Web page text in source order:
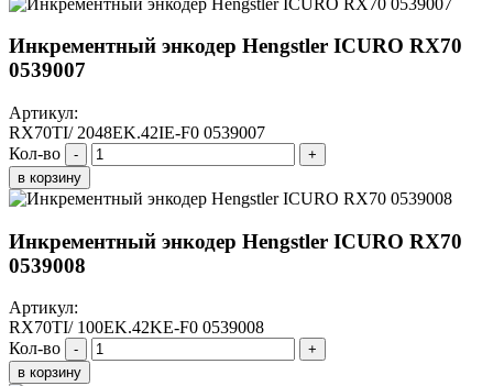
Инкрементный энкодер Hengstler ICURO RX70
0539007
Артикул:
RX70TI/ 2048EK.42IE-F0 0539007
Кол-во
-
+
в корзину
Инкрементный энкодер Hengstler ICURO RX70
0539008
Артикул:
RX70TI/ 100EK.42KE-F0 0539008
Кол-во
-
+
в корзину